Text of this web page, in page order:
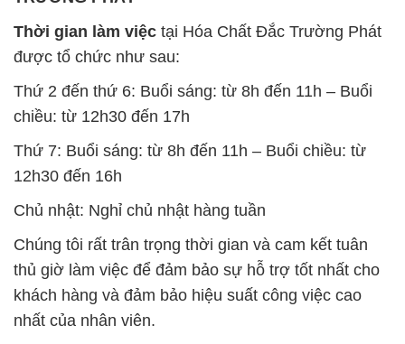
chiều: từ 12h30 đến 17h
Thứ 7: Buổi sáng: từ 8h đến 11h – Buổi chiều: từ
12h30 đến 16h
Chủ nhật: Nghỉ chủ nhật hàng tuần
thủ giờ làm việc để đảm bảo sự hỗ trợ tốt nhất cho
khách hàng và đảm bảo hiệu suất công việc cao
nhất của nhân viên.
BẢN ĐỒ MAP TẠI CÔNG TY HÓA CHẤT ĐẮC
TRƯỜNG PHÁT
ĐỊA CHỈ: 1229C Quốc lộ 1A, Phường Bình Trị
Đông B, Quận Bình Tân, Sài Gòn TP. Hồ Chí